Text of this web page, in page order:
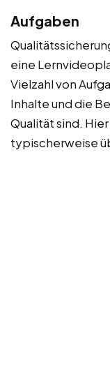
Aufgaben
eine
Vielzahl von
Inhalte und die
Qualität sind.
typischerweise